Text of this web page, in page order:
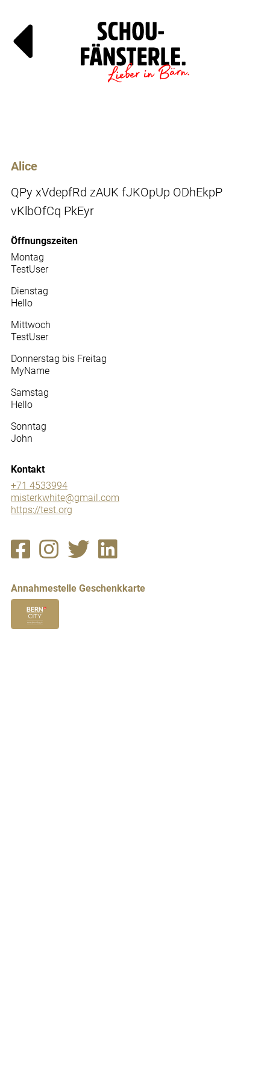
Alice
QPy xVdepfRd zAUK fJKOpUp ODhEkpP
vKlbOfCq PkEyr
Öffnungszeiten
Montag
TestUser
Dienstag
Hello
Mittwoch
TestUser
Donnerstag bis Freitag
MyName
Samstag
Hello
Sonntag
John
Kontakt
+71 4533994
misterkwhite@gmail.com
https://test.org
Annahmestelle Geschenkkarte